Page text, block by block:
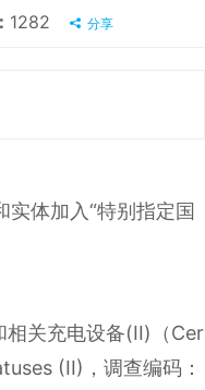
1282 分享
体加入“特别指定国
相关充电设备(II)（Cer
(II)，调查编码：